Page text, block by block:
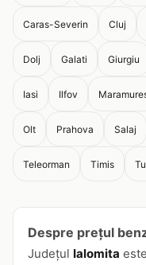
Caras-Severin Cluj
Dolj Galati Giurgiu
Iasi Ilfov
Olt Prahova Salaj
Teleorman Timis
Despre prețul
Județul Ialomita